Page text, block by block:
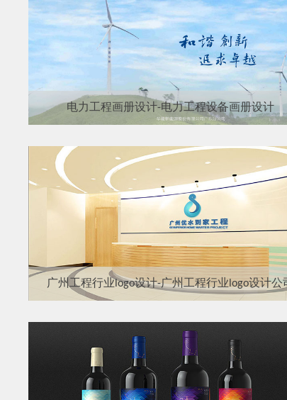
电力工程画册设计-电力工程设备画册设计
广州工程行业logo设计-广州工程行业logo设计公